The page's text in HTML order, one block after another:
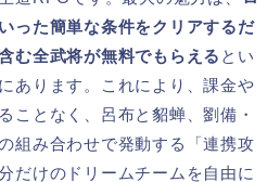
った簡単な条件をクリアするだ
む全武将が無料でもらえる とい
あります。これにより、課金や
ことなく、呂布と貂蝉、劉備・
組み合わせで発動する「連携攻
だけのドリームチームを自由に